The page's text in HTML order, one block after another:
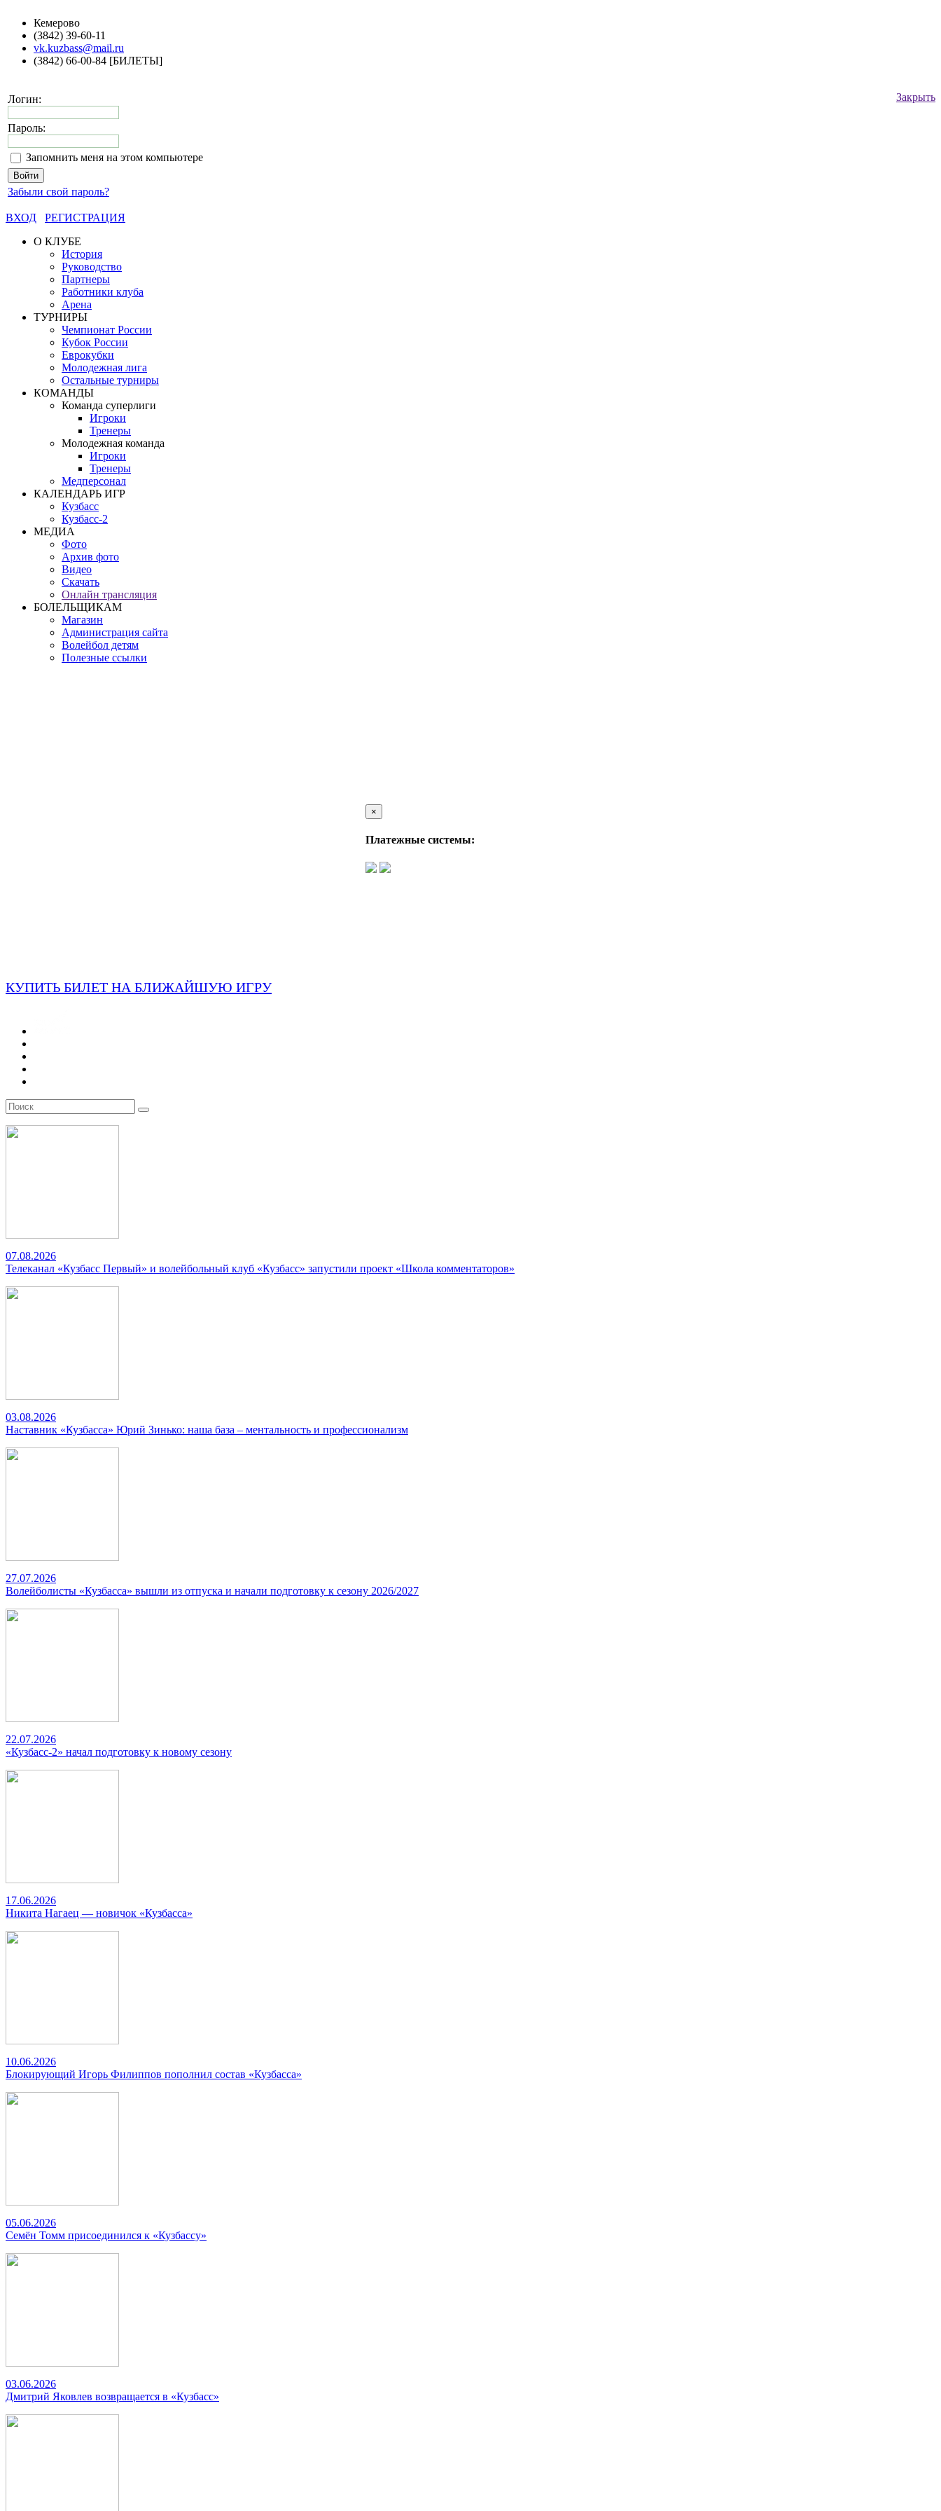
Кемерово
(3842) 39-60-11
vk.kuzbass@mail.ru
(3842) 66-00-84 [БИЛЕТЫ]
Закрыть
Логин:
Пароль:
Запомнить меня на этом компьютере
Забыли свой пароль?
ВХОД
РЕГИСТРАЦИЯ
О КЛУБЕ
История
Руководство
Партнеры
Работники клуба
Арена
ТУРНИРЫ
Чемпионат России
Кубок России
Еврокубки
Молодежная лига
Остальные турниры
КОМАНДЫ
Команда суперлиги
Игроки
Тренеры
Молодежная команда
Игроки
Тренеры
Медперсонал
КАЛЕНДАРЬ ИГР
Кузбасс
Кузбасс-2
МЕДИА
Фото
Архив фото
Видео
Скачать
Онлайн трансляция
БОЛЕЛЬЩИКАМ
Магазин
Администрация сайта
Волейбол детям
Полезные ссылки
×
Платежные системы:
КУПИТЬ БИЛЕТ НА БЛИЖАЙШУЮ ИГРУ
07.08.2026
Телеканал «Кузбасс Первый» и волейбольный клуб «Кузбасс» запустили проект «Школа комментаторов»
03.08.2026
Наставник «Кузбасса» Юрий Зинько: наша база – ментальность и профессионализм
27.07.2026
Волейболисты «Кузбасса» вышли из отпуска и начали подготовку к сезону 2026/2027
22.07.2026
«Кузбасс-2» начал подготовку к новому сезону
17.06.2026
Никита Нагаец — новичок «Кузбасса»
10.06.2026
Блокирующий Игорь Филиппов пополнил состав «Кузбасса»
05.06.2026
Семён Томм присоединился к «Кузбассу»
03.06.2026
Дмитрий Яковлев возвращается в «Кузбасс»